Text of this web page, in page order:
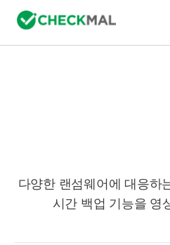
다양한 랜섬웨어에 대응하
시간 백업 기능을 영